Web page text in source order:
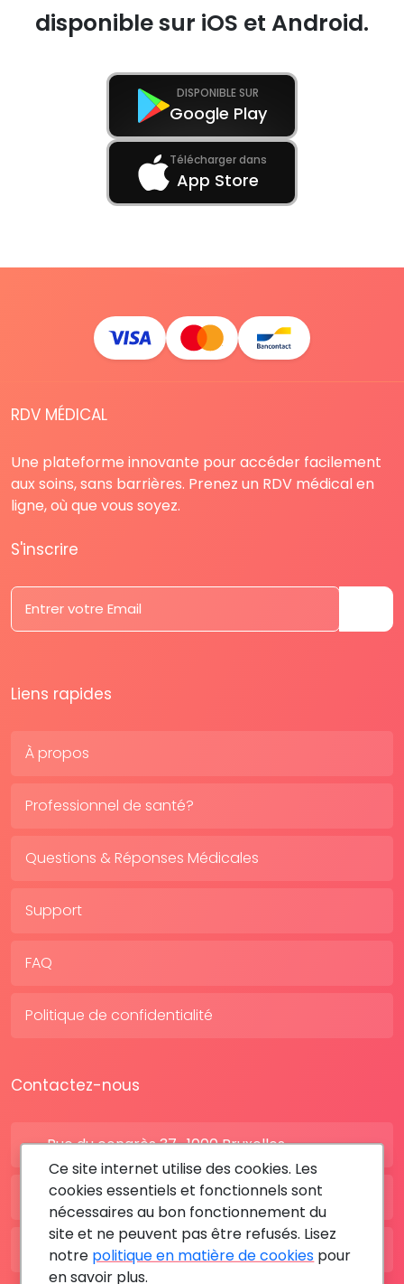
disponible sur iOS et Android.
DISPONIBLE SUR
Google Play
Télécharger dans
App Store
RDV MÉDICAL
Une plateforme innovante pour accéder facilement
aux soins, sans barrières. Prenez un RDV médical en
ligne, où que vous soyez.
S'inscrire
Liens rapides
À propos
Professionnel de santé?
Questions & Réponses Médicales
Support
FAQ
Politique de confidentialité
Contactez-nous
Rue du congrès 37 , 1000 Bruxelles
BE: +32 28080227
FR: +33 183642895
Ce site internet utilise des cookies. Les
cookies essentiels et fonctionnels sont
nécessaires au bon fonctionnement du
site et ne peuvent pas être refusés. Lisez
notre politique en matière de cookies pour
en savoir plus.